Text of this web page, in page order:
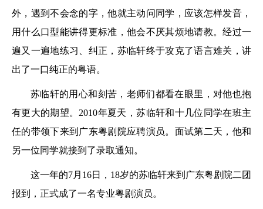
外，遇到不会念的字，他就主动问同学，应该怎样发音，
用什么口型能讲得更标准，他会不厌其烦地请教。经过一
遍又一遍地练习、纠正，苏临轩终于攻克了语言难关，讲
出了一口纯正的粤语。
苏临轩的用心和刻苦，老师们都看在眼里，对他也抱
有更大的期望。2010年夏天，苏临轩和十几位同学在班主
任的带领下来到广东粤剧院应聘演员。面试第二天，他和
另一位同学就接到了录取通知。
这一年的7月16日，18岁的苏临轩来到广东粤剧院二团
报到，正式成了一名专业粤剧演员。